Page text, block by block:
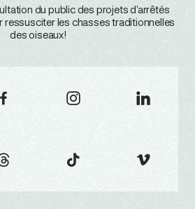
du public des projets d’arrêtés
ressusciter les chasses traditionnelles
des oiseaux!